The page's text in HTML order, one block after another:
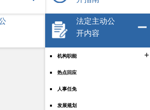
法定主动公
开内容
机构职能 +
热点回应
人事任免
发展规划